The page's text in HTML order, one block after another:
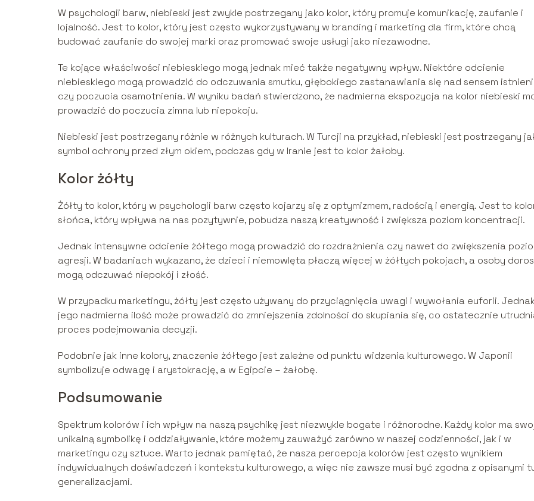
W psychologii barw, niebieski jest zwykle postrzegany jako kolor, który promuje komunikację, zaufanie i
lojalność. Jest to kolor, który jest często wykorzystywany w branding i marketing dla firm, które chcą
budować zaufanie do swojej marki oraz promować swoje usługi jako niezawodne.
Te kojące właściwości niebieskiego mogą jednak mieć także negatywny wpływ. Niektóre odcienie
niebieskiego mogą prowadzić do odczuwania smutku, głębokiego zastanawiania się nad sensem
czy poczucia osamotnienia. W wyniku badań stwierdzono, że nadmierna ekspozycja na kolor niebieski
prowadzić do poczucia zimna lub niepokoju.
Niebieski jest postrzegany różnie w różnych kulturach. W Turcji na przykład, niebieski jest postrzegany
symbol ochrony przed złym okiem, podczas gdy w Iranie jest to kolor żałoby.
Kolor żółty
Żółty to kolor, który w psychologii barw często kojarzy się z optymizmem, radością i energią. Jest to
słońca, który wpływa na nas pozytywnie, pobudza naszą kreatywność i zwiększa poziom koncentracji.
Jednak intensywne odcienie żółtego mogą prowadzić do rozdrażnienia czy nawet do zwiększenia
agresji. W badaniach wykazano, że dzieci i niemowlęta płaczą więcej w żółtych pokojach, a osoby
mogą odczuwać niepokój i złość.
W przypadku marketingu, żółty jest często używany do przyciągnięcia uwagi i wywołania euforii.
jego nadmierna ilość może prowadzić do zmniejszenia zdolności do skupiania się, co ostatecznie
proces podejmowania decyzji.
Podobnie jak inne kolory, znaczenie żółtego jest zależne od punktu widzenia kulturowego. W Japonii
symbolizuje odwagę i arystokrację, a w Egipcie – żałobę.
Podsumowanie
Spektrum kolorów i ich wpływ na naszą psychikę jest niezwykle bogate i różnorodne. Każdy kolor ma
unikalną symbolikę i oddziaływanie, które możemy zauważyć zarówno w naszej codzienności, jak i w
marketingu czy sztuce. Warto jednak pamiętać, że nasza percepcja kolorów jest często wynikiem
indywidualnych doświadczeń i kontekstu kulturowego, a więc nie zawsze musi być zgodna z opisanymi
generalizacjami.